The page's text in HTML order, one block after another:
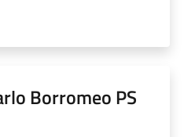
Borromeo PS